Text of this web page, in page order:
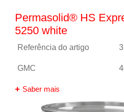
Permasolid® HS
5250 white
Referência do artigo
GMC
Saber mais